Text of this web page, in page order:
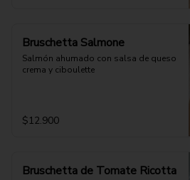
Bruschetta Salmone
Salmón ahumado con salsa de queso
crema y ciboulette
$12.900
Bruschetta de Tomate Ricotta